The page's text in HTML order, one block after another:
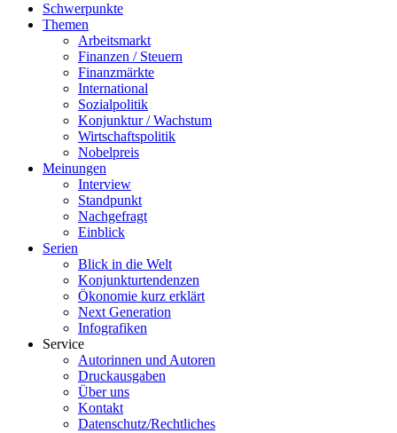
Schwerpunkte
Themen
Arbeitsmarkt
Finanzen / Steuern
Finanzmärkte
International
Sozialpolitik
Konjunktur / Wachstum
Wirtschaftspolitik
Nobelpreis
Meinungen
Interview
Standpunkt
Nachgefragt
Einblick
Serien
Blick in die Welt
Konjunkturtendenzen
Ökonomie kurz erklärt
Next Generation
Infografiken
Service
Autorinnen und Autoren
Druckausgaben
Über uns
Kontakt
Datenschutz/Rechtliches